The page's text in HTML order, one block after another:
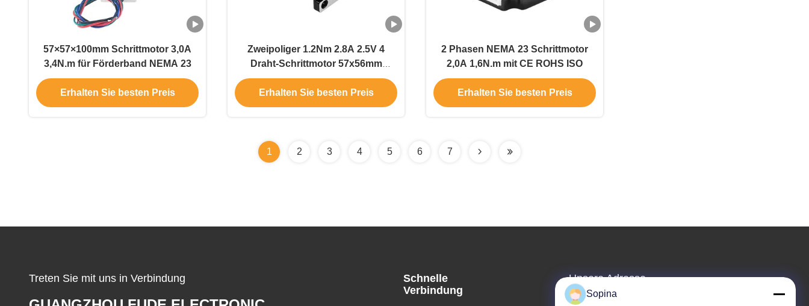
57×57×100mm Schrittmotor 3,0A
3,4N.m für Förderband NEMA 23
Erhalten Sie besten Preis
Zweipoliger 1.2Nm 2.8A 2.5V 4
Draht-Schrittmotor 57x56mm
NEMA 23 für Automatisierung
Erhalten Sie besten Preis
2 Phasen NEMA 23 Schrittmotor
2,0A 1,6N.m mit CE ROHS ISO
Erhalten Sie besten Preis
1 2 3 4 5 6 7
Treten Sie mit uns in Verbindung
Schnelle
Verbindung
Unsere Adresse
Adresse des Unternehmens
Sopina